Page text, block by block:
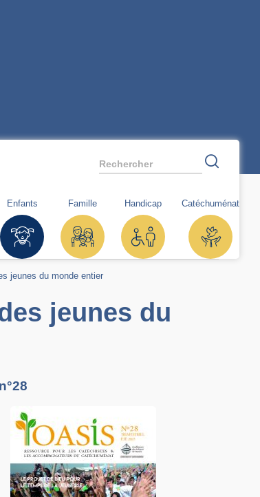
Rechercher
Enfants Famille Handicap Catéchuménat
jeunes du monde entier
jeunes du